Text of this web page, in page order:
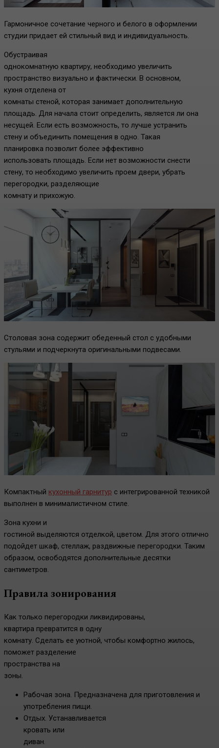
Гармоничное сочетание черного и белого в оформлении
студии придает ей стильный вид и индивидуальность.
Обустраивая
однокомнатную квартиру, необходимо увеличить
пространство визуально и фактически. В основном,
кухня отделена от
комнаты стеной, которая занимает дополнительную
площадь. Для начала стоит определить, является ли она
несущей. Если есть возможность, то лучше устранить
стену и объединить помещения в одно. Такая
планировка позволит более эффективно
использовать площадь. Если нет возможности снести
стену, то необходимо увеличить проем двери, убрать
перегородки, разделяющие
комнату и прихожую.
Столовая зона содержит обеденный стол с удобными
стульями и подчеркнута оригинальными подвесами.
Компактный кухонный гарнитур с интегрированной техникой
выполнен в минималистичном стиле.
Зона кухни и
гостиной выделяются отделкой, цветом. Для этого отлично
подойдет шкаф, стеллаж, раздвижные перегородки. Таким
образом, освободятся дополнительные десятки
сантиметров.
Правила зонирования
Как только перегородки ликвидированы,
квартира превратится в одну
комнату. Сделать ее уютной, чтобы комфортно жилось,
поможет разделение
пространства на
зоны.
Рабочая зона. Предназначена для приготовления и
употребления пищи.
Отдых. Устанавливается
кровать или
диван.